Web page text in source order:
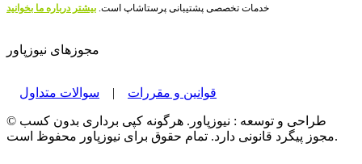
خدمات تخصصی پشتیبانی پرستاشاپ است. بیشتر درباره ما بخوانید
مجوزهای نیوزپاور
قوانین و مقررات | سوالات متداول
© طراحی و توسعه : نیوزپاور. هرگونه کپی برداری بدون کسب
مجوز پیگرد قانونی دارد. تمام حقوق برای نیوزپاور محفوظ است.